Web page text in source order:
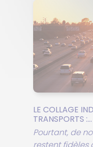
LE COLLAGE
TRANSPORTS :...
Pourtant, de
restent fidèles